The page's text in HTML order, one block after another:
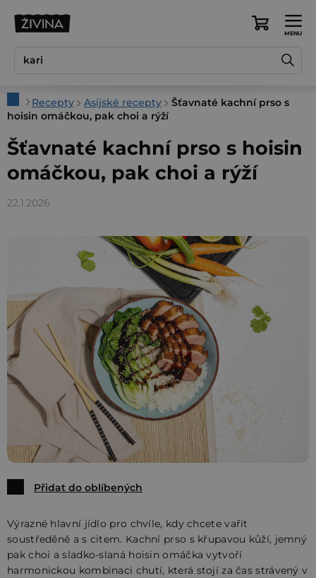
Nákupní
DomůRecepty Asijské recepty
Šťavnaté kachní prso s
hoisin omáčkou, pak choi a rýží
Šťavnaté kachní prso s hoisin
omáčkou, pak choi a rýží
22.1.2026
Přidat do oblíbených
Výrazné hlavní jídlo pro chvíle, kdy chcete vařit
soustředěně a s citem. Kachní prso s křupavou kůží, jemný
pak choi a sladko-slaná hoisin omáčka vytvoří
harmonickou kombinaci chutí, která stojí za čas strávený v